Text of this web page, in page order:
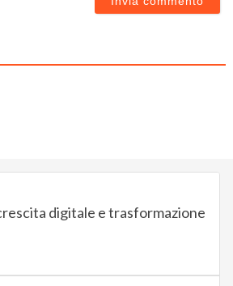
digitale e trasformazione